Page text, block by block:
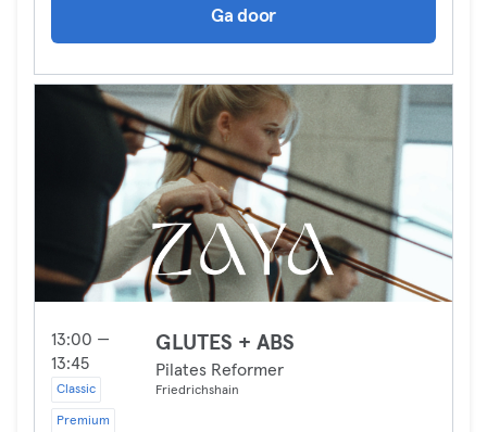
Ga door
13:00 —
13:45
Classic
Premium
GLUTES + ABS
Pilates Reformer
Friedrichshain